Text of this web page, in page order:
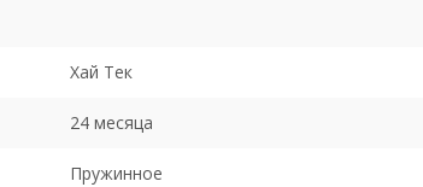
Хай Тек
24 месяца
Пружинное